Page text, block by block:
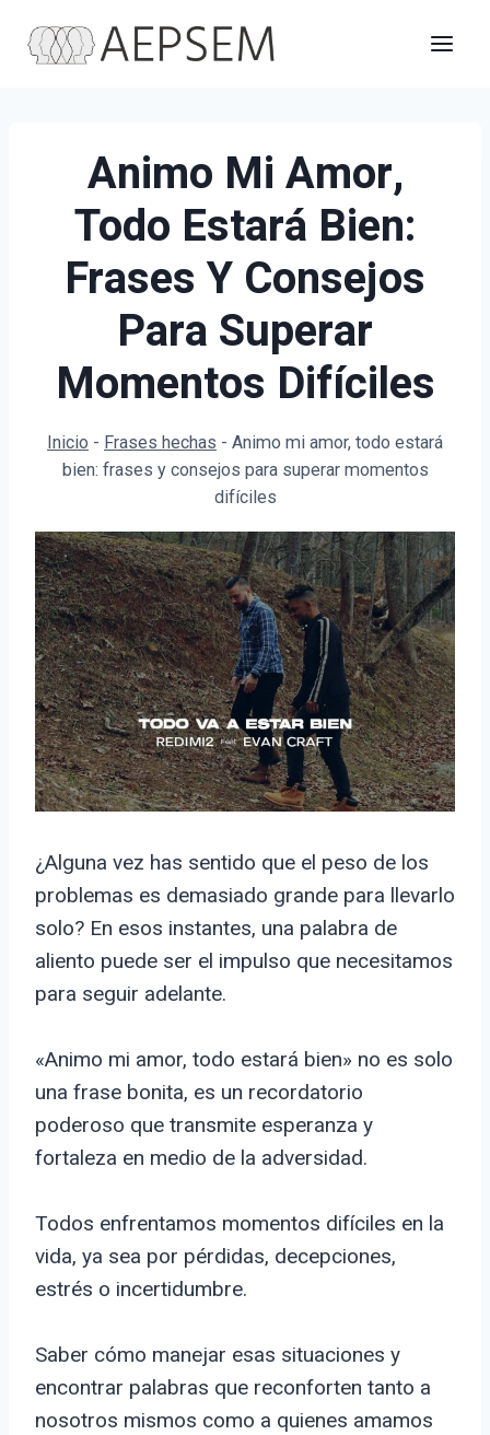
Animo Mi Amor,
Todo Estará Bien:
Frases Y Consejos
Para Superar
Momentos Difíciles
Inicio - Frases hechas - Animo mi amor, todo estará
bien: frases y consejos para superar momentos
difíciles
¿Alguna vez has sentido que el peso de los
problemas es demasiado grande para llevarlo
solo? En esos instantes, una palabra de
aliento puede ser el impulso que necesitamos
para seguir adelante.
«Animo mi amor, todo estará bien» no es solo
una frase bonita, es un recordatorio
poderoso que transmite esperanza y
fortaleza en medio de la adversidad.
Todos enfrentamos momentos difíciles en la
vida, ya sea por pérdidas, decepciones,
estrés o incertidumbre.
Saber cómo manejar esas situaciones y
encontrar palabras que reconforten tanto a
nosotros mismos como a quienes amamos